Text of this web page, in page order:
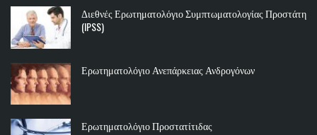
Διεθνές Ερωτηματολόγιο Συμπτωματολογίας Προστάτη
(IPSS)
Ερωτηματολόγιο Ανεπάρκειας Ανδρογόνων
Ερωτηματολόγιο Προστατίτιδας